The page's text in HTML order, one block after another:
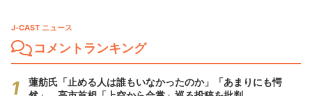
J-CAST ニュース
コメントランキング
蓮舫氏「止める人は誰もいなかったのか」「あまりにも愕